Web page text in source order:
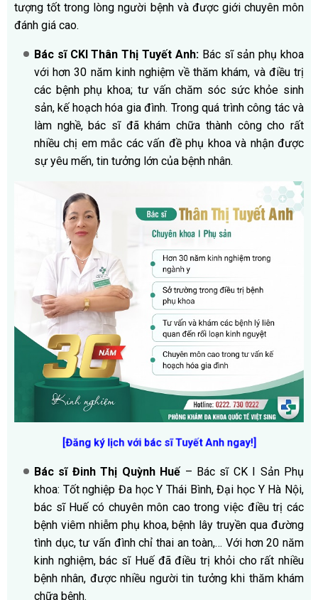
tượng tốt trong lòng người bệnh và được giới chuyên môn
đánh giá cao.
Bác sĩ CKI Thân Thị Tuyết Anh:Bác sĩ sản phụ khoa
với hơn 30 năm kinh nghiệm về thăm khám, và điều trị
các bệnh phụ khoa; tư vấn chăm sóc sức khỏe sinh
sản, kế hoạch hóa gia đình. Trong quá trình công tác và
làm nghề, bác sĩ đã khám chữa thành công cho rất
nhiều chị em mắc các vấn đề phụ khoa và nhận được
sự yêu mến, tin tưởng lớn của bệnh nhân.
[Đăng ký lịch với bác sĩ Tuyết Anh ngay!]
Bác sĩ Đinh Thị Quỳnh Huế– Bác sĩ CK I Sản Phụ
khoa: Tốt nghiệp Đa học Y Thái Bình, Đại học Y Hà Nội,
bác sĩ Huế có chuyên môn cao trong việc điều trị các
bệnh viêm nhiễm phụ khoa, bệnh lây truyền qua đường
tình dục, tư vấn đình chỉ thai an toàn,… Với hơn 20 năm
kinh nghiệm, bác sĩ Huế đã điều trị khỏi cho rất nhiều
bệnh nhân, được nhiều người tin tưởng khi thăm khám
chữa bệnh.